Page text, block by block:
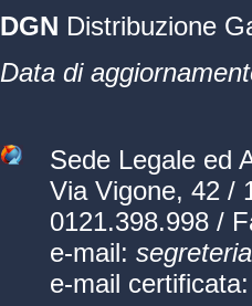
DGN Distribuzione
Data di
Sede Legale ed
Via Vigone, 42 /
0121.398.998 /
e-mail:
e-mail